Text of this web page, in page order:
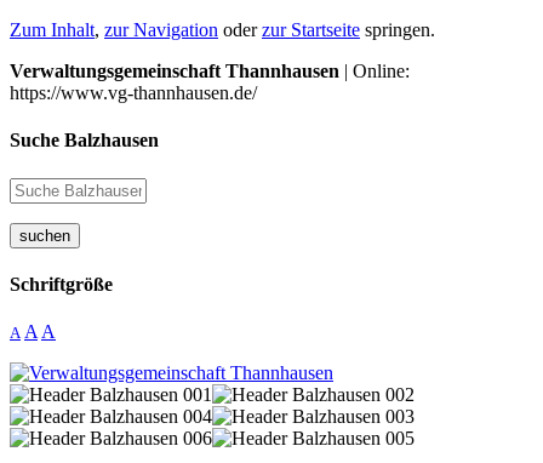
Zum Inhalt, zur Navigation oderzur Startseite springen.
Verwaltungsgemeinschaft Thannhausen | Online:
https://www.vg-thannhausen.de/
Suche Balzhausen
suchen
Schriftgröße
A A A